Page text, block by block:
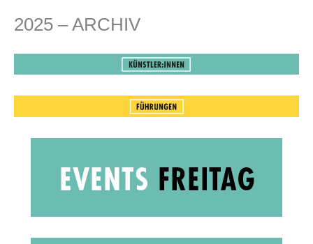
Inhalt
springen
2025 – ARCHIV